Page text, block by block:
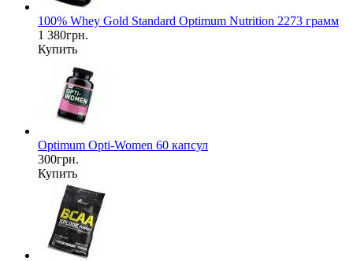
100% Whey Gold Standard Optimum Nutrition 2273 грамм
1 380грн.
Купить
Optimum Opti-Women 60 капсул
300грн.
Купить